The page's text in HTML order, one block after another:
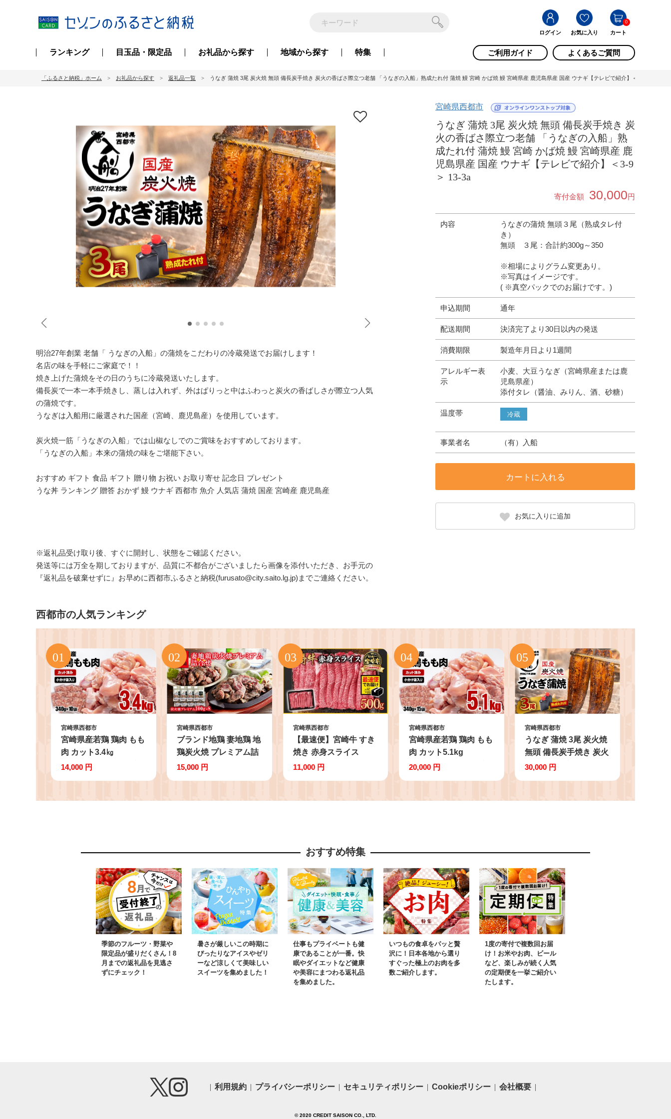
ログイン お気に入り カート
0
ランキング 目玉品・限定品 お礼品から探す 地域から探す 特集 ご利用ガイド よくあるご質問
「ふるさと納税」ホーム お礼品から探す 返礼品一覧 うなぎ 蒲焼 3尾 炭火焼 無頭 備長炭手焼き 炭火の香ばさ際立つ老舗 「うなぎの入船」熟成たれ付 蒲焼 鰻 宮崎 かば焼 鰻 宮崎県産 鹿児島県産 国産 ウナギ【テレビで紹介】＜3-9＞ 13-3a
宮崎県西都市
うなぎ 蒲焼 3尾 炭火焼 無頭 備長炭手焼き 炭
火の香ばさ際立つ老舗 「うなぎの入船」熟
成たれ付 蒲焼 鰻 宮崎 かば焼 鰻 宮崎県産 鹿
児島県産 国産 ウナギ【テレビで紹介】＜3-9
＞ 13-3a
寄付金額 30,000円
内容
うなぎの蒲焼 無頭３尾（熟成タレ付
き）
無頭 ３尾：合計約300g～350
※相場によりグラム変更あり。
※写真はイメージです。
( ※真空パックでのお届けです。)
申込期間 通年
配送期間 決済完了より30日以内の発送
消費期限 製造年月日より1週間
アレルギー表
示
小麦、大豆うなぎ（宮崎県産または鹿
児島県産）
添付タレ（醤油、みりん、酒、砂糖）
温度帯 冷蔵
事業者名 （有）入船
カートに入れる
お気に入りに追加
明治27年創業 老舗「 うなぎの入船」の蒲焼をこだわりの冷蔵発送でお届けします！
名店の味を手軽にご家庭で！！
焼き上げた蒲焼をその日のうちに冷蔵発送いたします。
備長炭で一本一本手焼きし、蒸しは入れず、外はぱりっと中はふわっと炭火の香ばしさが際立つ人気
の蒲焼です。
うなぎは入船用に厳選された国産（宮崎、鹿児島産）を使用しています。
炭火焼一筋「うなぎの入船」では山椒なしでのご賞味をおすすめしております。
「うなぎの入船」本来の蒲焼の味をご堪能下さい。
おすすめ ギフト 食品 ギフト 贈り物 お祝い お取り寄せ 記念日 プレゼント
うな丼 ランキング 贈答 おかず 鰻 ウナギ 西都市 魚介 人気店 蒲焼 国産 宮崎産 鹿児島産
※返礼品受け取り後、すぐに開封し、状態をご確認ください。
発送等には万全を期しておりますが、品質に不都合がございましたら画像を添付いただき、お手元の
『返礼品を破棄せずに』お早めに西都市ふるさと納税(furusato@city.saito.lg.jp)までご連絡ください。
西都市の人気ランキング
宮崎県西都市
宮崎県産若鶏 鶏肉 もも
肉 カット3.4㎏
(340g×10)小分け 真空
65-1a
14,000 円
宮崎県西都市
ブランド地鶏 妻地鶏 地
鶏炭火焼 プレミアム詰
合せ 真空パック 鶏 鶏
15,000 円
宮崎県西都市
【最速便】宮崎牛 すき
焼き 赤身スライス
500g ブランド牛 A４～
牛肉 鉄板焼肉 焼きしゃ
11,000 円
宮崎県西都市
宮崎県産若鶏 鶏肉 もも
肉 カット5.1kg
(340g×15)小分け 真空
65-3a
20,000 円
宮崎県西都市
うなぎ 蒲焼 3尾 炭火焼
無頭 備長炭手焼き 炭火
の香ばさ際立つ老舗
ば焼 鰻 宮崎県産 鹿児
30,000 円
おすすめ特集
季節のフルーツ・野菜や
限定品が盛りだくさん！8
月までの返礼品を見逃さ
ずにチェック！
暑さが厳しいこの時期に
ぴったりなアイスやゼリ
ーなど涼しくて美味しい
スイーツを集めました！
仕事もプライベートも健
康であることが一番。快
眠やダイエットなど健康
や美容にまつわる返礼品
を集めました。
いつもの食卓をパッと贅
沢に！日本各地から選り
すぐった極上のお肉を多
数ご紹介します。
1度の寄付で複数回お届
け！お米やお肉、ビール
など、楽しみが続く人気
の定期便を一挙ご紹介い
たします。
利用規約 プライバシーポリシー セキュリティポリシー Cookieポリシー 会社概要
© 2020 CREDIT SAISON CO., LTD.